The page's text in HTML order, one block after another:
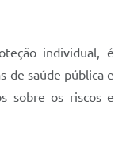
individual, é
de saúde pública e
sobre os riscos e